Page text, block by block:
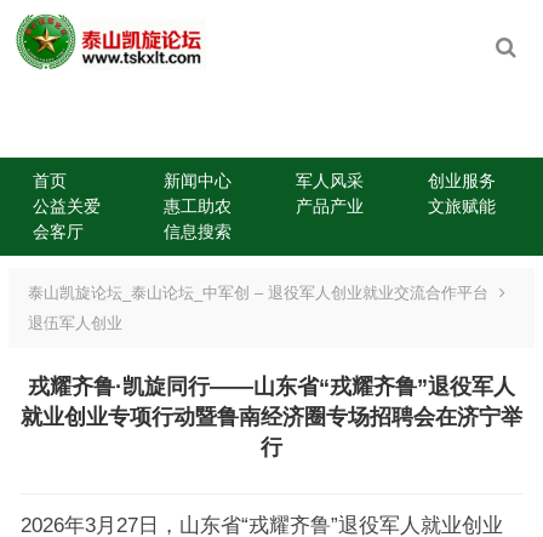
首页 新闻中心 军人风采
创业服务
公益关爱
惠工助农 产品产业
文旅赋能
会客厅
信息搜索
泰山凯旋论坛_泰山论坛_中军创 – 退役军人创业就业交流合作平台
退伍军人创业
戎耀齐鲁·凯旋同行——山东省“戎耀齐鲁”退役军人
就业创业专项行动暨鲁南经济圈专场招聘会在济宁举
行
2026年3月27日，山东省“戎耀齐鲁”退役军人就业创业